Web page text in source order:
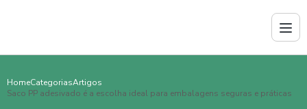
HomeCategoriasArtigos
Saco PP adesivado é a escolha ideal para embalagens seguras e práticas